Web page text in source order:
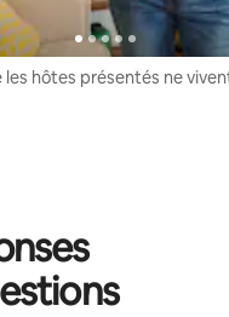
les hôtes présentés ne